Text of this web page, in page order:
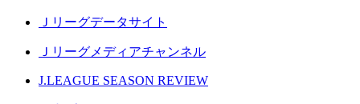
Ｊリーグデータサイト
Ｊリーグメディアチャンネル
J.LEAGUE SEASON REVIEW